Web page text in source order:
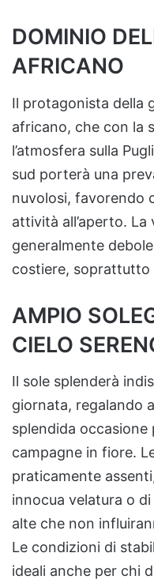
DOMINIO
AFRICANO
Il protagonista della
africano, che con la
l’atmosfera sulla
sud porterà una
nuvolosi, favorendo
attività all’aperto. La
generalmente
costiere, soprattutto
AMPIO
CIELO
Il sole splenderà
giornata, regalando
splendida occasione
campagne in fiore.
praticamente
innocua velatura o
alte che non
Le condizioni di
ideali anche per chi